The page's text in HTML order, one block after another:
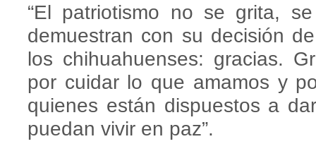
“El patriotismo no se grita,
demuestran con su decisión
los chihuahuenses: gracias.
por cuidar lo que amamos y
quienes están dispuestos a
puedan vivir en paz”.